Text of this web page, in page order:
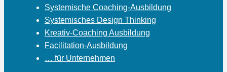
Systemische Coaching-Ausbildung
Systemisches Design Thinking
Kreativ-Coaching Ausbildung
Facilitation-Ausbildung
… für Unternehmen